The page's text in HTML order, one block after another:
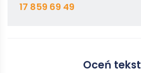
17 859 69 49
Oceń tekst